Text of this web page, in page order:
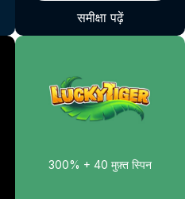
समीक्षा पढ़ें
300% + 40 मुफ़्त स्पिन